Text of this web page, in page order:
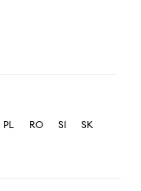
PL RO SI
SK